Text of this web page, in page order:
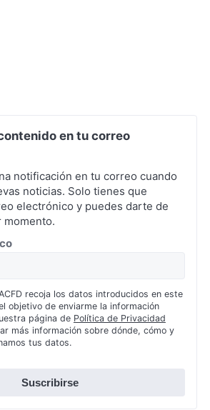
en tu correo
notificación en tu correo cuando
noticias. Solo tienes que
electrónico y puedes darte de
momento.
*
recoja los datos introducidos en este
objetivo de enviarme la información
página de Política de Privacidad
más información sobre dónde, cómo y
tus datos.
Suscribirse